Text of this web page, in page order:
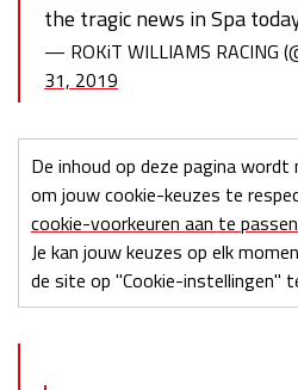
the tragic news in Spa
— ROKiT WILLIAMS RACING
31, 2019
De inhoud op deze pagina
om jouw cookie-keuzes te
cookie-voorkeuren aan te
Je kan jouw keuzes op elk
de site op "Cookie-instellingen"